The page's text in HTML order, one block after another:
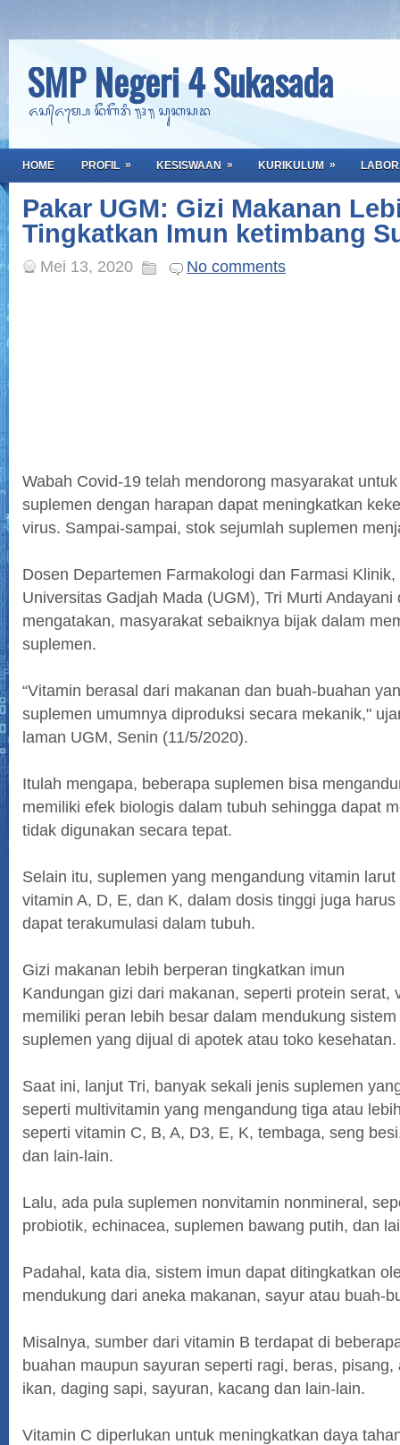
SMP Negeri 4 Sukasada
ᬏᬲ᭄ᬏᬫ᭄ᬧᬾ ᬦᭂᬕᭂᬭᬶ ᭟᭔᭟ ᬲᬸᬓᬲᬤ
HOME PROFIL » KESISWAAN » KURIKULUM »
Pakar UGM: Gizi Makanan
Tingkatkan Imun ketimbang
Mei 13, 2020 No comments
Wabah Covid-19 telah mendorong masyarakat
suplemen dengan harapan dapat meningkatkan
virus. Sampai-sampai, stok sejumlah suplemen
Dosen Departemen Farmakologi dan Farmasi
Universitas Gadjah Mada (UGM), Tri Murti
mengatakan, masyarakat sebaiknya bijak dalam
suplemen.
“Vitamin berasal dari makanan dan buah-buahan
suplemen umumnya diproduksi secara mekanik,"
laman UGM, Senin (11/5/2020).
Itulah mengapa, beberapa suplemen bisa
memiliki efek biologis dalam tubuh sehingga dapat
tidak digunakan secara tepat.
Selain itu, suplemen yang mengandung vitamin
vitamin A, D, E, dan K, dalam dosis tinggi juga
dapat terakumulasi dalam tubuh.
Gizi makanan lebih berperan tingkatkan imun
Kandungan gizi dari makanan, seperti protein serat,
memiliki peran lebih besar dalam mendukung
suplemen yang dijual di apotek atau toko kesehatan.
Saat ini, lanjut Tri, banyak sekali jenis suplemen
seperti multivitamin yang mengandung tiga atau
seperti vitamin C, B, A, D3, E, K, tembaga, seng
dan lain-lain.
Lalu, ada pula suplemen nonvitamin nonmineral,
probiotik, echinacea, suplemen bawang putih, dan
Padahal, kata dia, sistem imun dapat ditingkatkan
mendukung dari aneka makanan, sayur atau buah-
Misalnya, sumber dari vitamin B terdapat di
buahan maupun sayuran seperti ragi, beras, pisang,
ikan, daging sapi, sayuran, kacang dan lain-lain.
Vitamin C diperlukan untuk meningkatkan daya